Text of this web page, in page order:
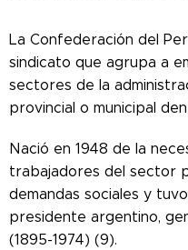
La Confederación del
sindicato que agrupa a
sectores de la
provincial o municipal
Nació en 1948 de la
trabajadores del sector
demandas sociales y
presidente argentino,
(1895-1974) (9).